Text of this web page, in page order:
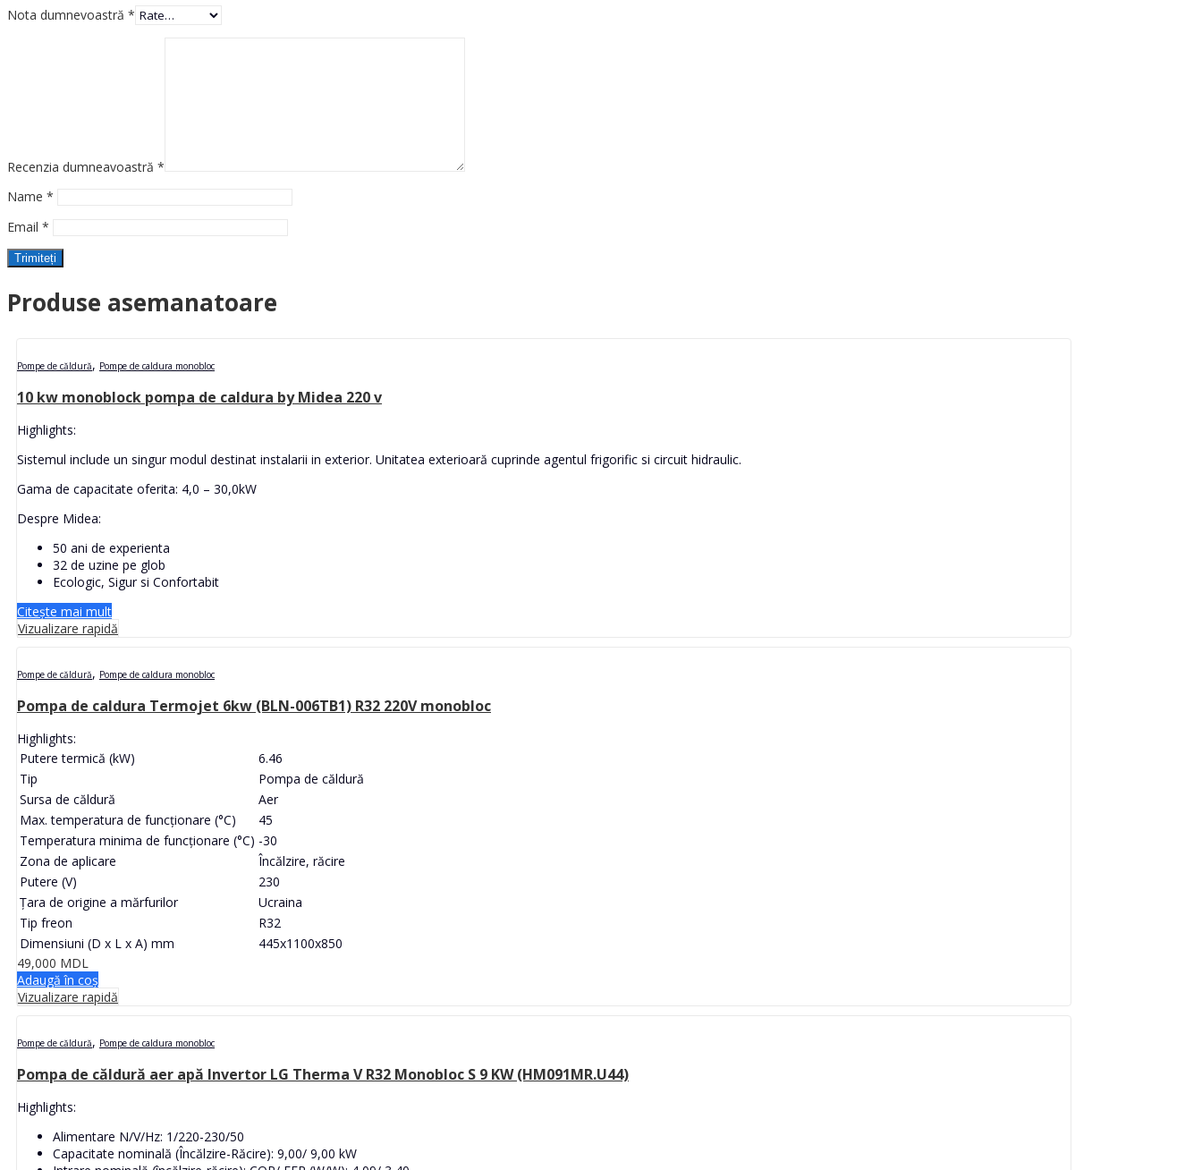
Nota dumnevoastră *
Recenzia dumneavoastră *
Name *
Email *
Produse asemanatoare
Pompe de căldură, Pompe de caldura monobloc
10 kw monoblock pompa de caldura by Midea 220 v
Highlights:
Sistemul include un singur modul destinat instalarii in exterior. Unitatea exterioară cuprinde agentul frigorific si circuit hidraulic.
Gama de capacitate oferita: 4,0 – 30,0kW
Despre Midea:
50 ani de experienta
32 de uzine pe glob
Ecologic, Sigur si Confortabit
Citește mai mult
Vizualizare rapidă
Pompe de căldură, Pompe de caldura monobloc
Pompa de caldura Termojet 6kw (BLN-006TB1) R32 220V monobloc
Highlights:
Putere termică (kW)
6.46
Tip
Pompa de căldură
Sursa de căldură
Aer
Max. temperatura de funcționare (°C)
45
Temperatura minima de funcționare (°C) -30
Zona de aplicare
Încălzire, răcire
Putere (V)
230
Țara de origine a mărfurilor
Ucraina
Tip freon
R32
Dimensiuni (D x L x A) mm
445x1100x850
49,000 MDL
Adaugă în coș
Vizualizare rapidă
Pompe de căldură, Pompe de caldura monobloc
Pompa de căldură aer apă Invertor LG Therma V R32 Monobloc S 9 KW (HM091MR.U44)
Highlights:
Alimentare N/V/Hz: 1/220-230/50
Capacitate nominală (Încălzire-Răcire): 9,00/ 9,00 kW